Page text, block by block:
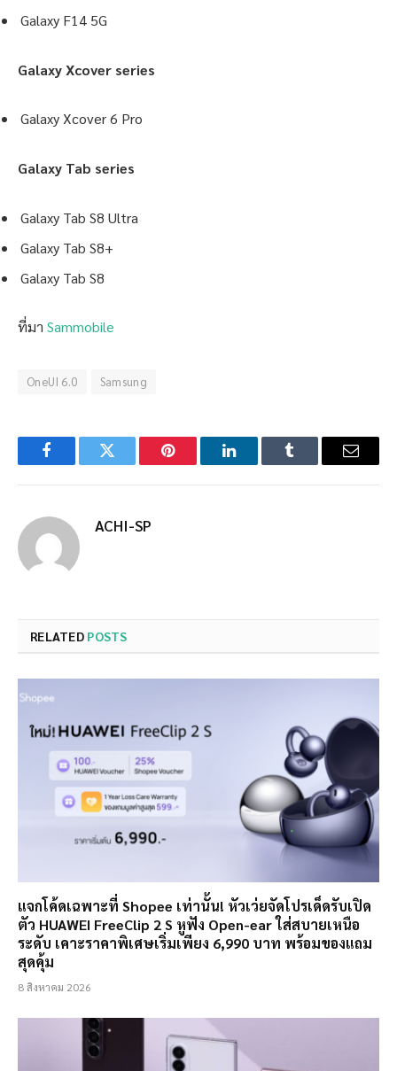
Galaxy F14 5G
Galaxy Xcover series
Galaxy Xcover 6 Pro
Galaxy Tab series
Galaxy Tab S8 Ultra
Galaxy Tab S8+
Galaxy Tab S8
ที่มา Sammobile
OneUI 6.0 Samsung
FacebookTwitter Pinterest LinkedInTumblr Email
ACHI-SP
RELATED POSTS
แจกโค้ดเฉพาะที่ Shopee เท่านั้น! หัวเว่ยจัดโปรเด็ดรับเปิด
ตัว HUAWEI FreeClip 2 S หูฟัง Open-ear ใส่สบายเหนือ
ระดับ เคาะราคาพิเศษเริ่มเพียง 6,990 บาท พร้อมของแถม
สุดคุ้ม
8 สิงหาคม 2026